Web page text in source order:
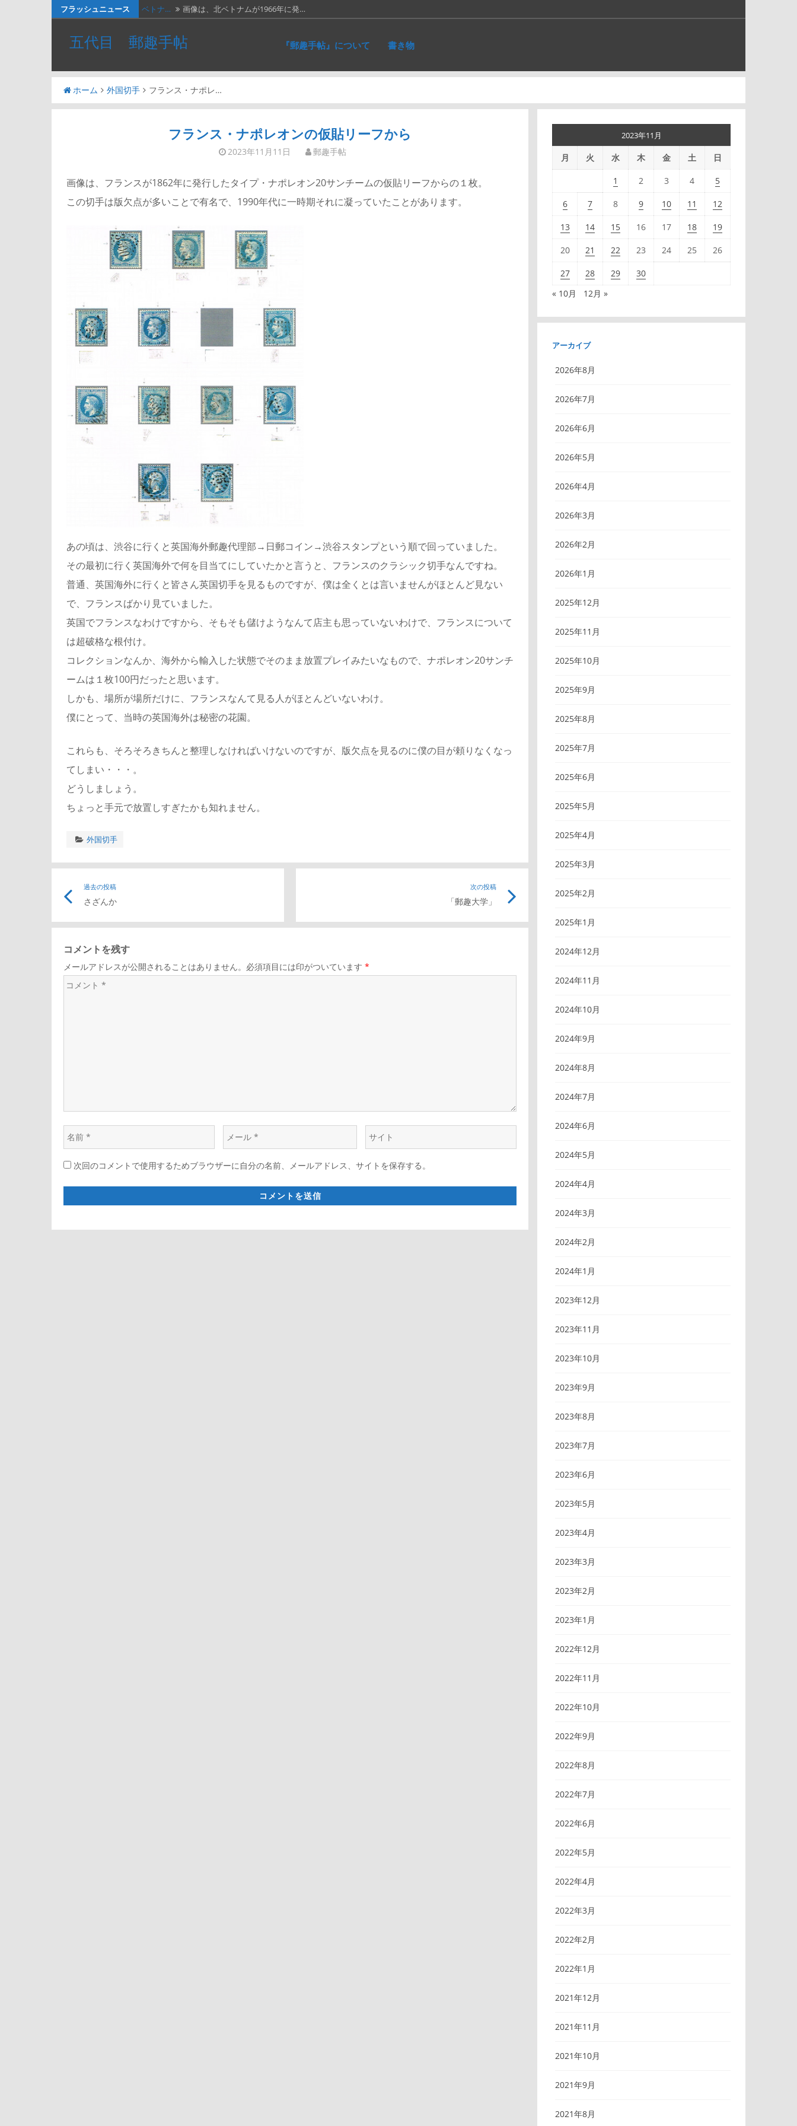
ツ
ス
フラッシュニュース ベトナ… 画像は、北ベトナムが1966年に発…
料金収… 画像は、1990年代初頭に作ったリ…
２種類… 画像の２枚の第三次昭和５銭切手。画…
かつお… ２週間無休で、やっと仕事が一段落。…
五代目 郵趣手帖 『郵趣手帖』について 書き物
ホーム 外国切手 フランス・ナポレ…
フランス・ナポレオンの仮貼リーフから
2023年11月11日 郵趣手帖
画像は、フランスが1862年に発行したタイプ・ナポレオン20サンチームの仮貼リーフからの１枚。
この切手は版欠点が多いことで有名で、1990年代に一時期それに凝っていたことがあります。
あの頃は、渋谷に行くと英国海外郵趣代理部→日郵コイン→渋谷スタンプという順で回っていました。
その最初に行く英国海外で何を目当てにしていたかと言うと、フランスのクラシック切手なんですね。
普通、英国海外に行くと皆さん英国切手を見るものですが、僕は全くとは言いませんがほとんど見ない
で、フランスばかり見ていました。
英国でフランスなわけですから、そもそも儲けようなんて店主も思っていないわけで、フランスについて
は超破格な根付け。
コレクションなんか、海外から輸入した状態でそのまま放置プレイみたいなもので、ナポレオン20サンチ
ームは１枚100円だったと思います。
しかも、場所が場所だけに、フランスなんて見る人がほとんどいないわけ。
僕にとって、当時の英国海外は秘密の花園。
これらも、そろそろきちんと整理しなければいけないのですが、版欠点を見るのに僕の目が頼りなくなっ
てしまい・・・。
どうしましょう。
ちょっと手元で放置しすぎたかも知れません。
外国切手
稿
ナ
ビ
ョ
ン
過去の投稿
さざんか
記
ン
次の投稿
「郵趣大学」
記
コメントを残す
メールアドレスが公開されることはありません。必須項目には印がついています *
コ
名
前
*
ー
ル
ウ
ェ
ブ
*
次回のコメントで使用するためブラウザーに自分の名前、メールアドレス、サイトを保存する。
2023年11月
月 火 水 木 金 土 日
1 2 3 4 5
6 7 8 9 10 11 12
13 14 15 16 17 18 19
20 21 22 23 24 25 26
27 28 29
30
« 10月
12月 »
アーカイブ
2026年8月
2026年7月
2026年6月
2026年5月
2026年4月
2026年3月
2026年2月
2026年1月
2025年12月
2025年11月
2025年10月
2025年9月
2025年8月
2025年7月
2025年6月
2025年5月
2025年4月
2025年3月
2025年2月
2025年1月
2024年12月
2024年11月
2024年10月
2024年9月
2024年8月
2024年7月
2024年6月
2024年5月
2024年4月
2024年3月
2024年2月
2024年1月
2023年12月
2023年11月
2023年10月
2023年9月
2023年8月
2023年7月
2023年6月
2023年5月
2023年4月
2023年3月
2023年2月
2023年1月
2022年12月
2022年11月
2022年10月
2022年9月
2022年8月
2022年7月
2022年6月
2022年5月
2022年4月
2022年3月
2022年2月
2022年1月
2021年12月
2021年11月
2021年10月
2021年9月
2021年8月